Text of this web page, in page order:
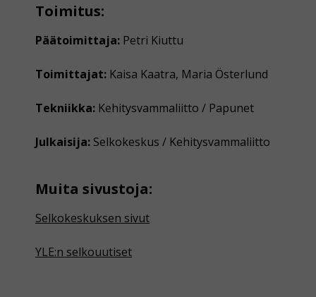
Toimitus:
Päätoimittaja: Petri Kiuttu
Toimittajat: Kaisa Kaatra, Maria Österlund
Tekniikka: Kehitysvammaliitto / Papunet
Julkaisija: Selkokeskus / Kehitysvammaliitto
Muita sivustoja:
Selkokeskuksen sivut
YLE:n selkouutiset